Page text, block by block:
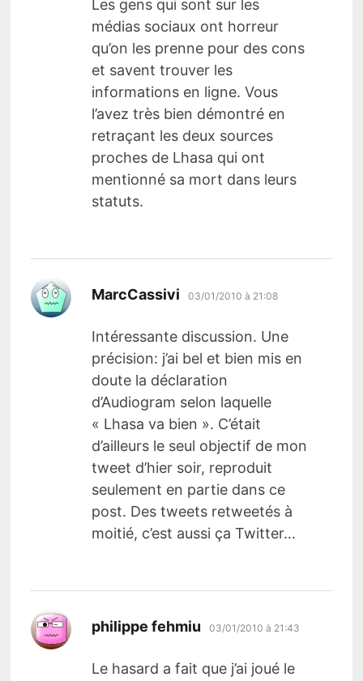
Les gens qui sont sur les
médias sociaux ont horreur
qu’on les prenne pour des cons
et savent trouver les
informations en ligne. Vous
l’avez très bien démontré en
retraçant les deux sources
proches de Lhasa qui ont
mentionné sa mort dans leurs
statuts.
MarcCassivi dit :
03/01/2010 à 21:08
Intéressante discussion. Une
précision: j’ai bel et bien mis en
doute la déclaration
d’Audiogram selon laquelle
« Lhasa va bien ». C’était
d’ailleurs le seul objectif de mon
tweet d’hier soir, reproduit
seulement en partie dans ce
post. Des tweets retweetés à
moitié, c’est aussi ça Twitter…
philippe fehmiu dit :
03/01/2010 à 21:43
Le hasard a fait que j’ai joué le